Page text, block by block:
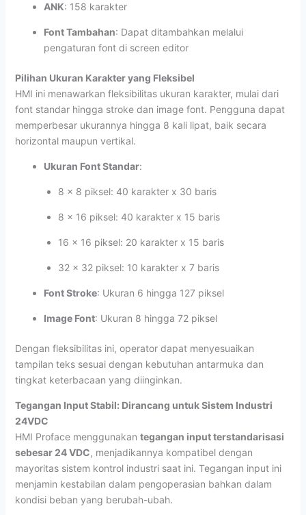
ANK: 158 karakter
Font Tambahan: Dapat ditambahkan melalui
pengaturan font di screen editor
Pilihan Ukuran Karakter yang Fleksibel
HMI ini menawarkan fleksibilitas ukuran karakter, mulai dari
font standar hingga stroke dan image font. Pengguna dapat
memperbesar ukurannya hingga 8 kali lipat, baik secara
horizontal maupun vertikal.
Ukuran Font Standar:
8 x 8 piksel: 40 karakter x 30 baris
8 x 16 piksel: 40 karakter x 15 baris
16 x 16 piksel: 20 karakter x 15 baris
32 x 32 piksel: 10 karakter x 7 baris
Font Stroke: Ukuran 6 hingga 127 piksel
Image Font: Ukuran 8 hingga 72 piksel
Dengan fleksibilitas ini, operator dapat menyesuaikan
tampilan teks sesuai dengan kebutuhan antarmuka dan
tingkat keterbacaan yang diinginkan.
Tegangan Input Stabil: Dirancang untuk Sistem Industri
24VDC
HMI Proface menggunakan tegangan input terstandarisasi
sebesar 24 VDC, menjadikannya kompatibel dengan
mayoritas sistem kontrol industri saat ini. Tegangan input ini
menjamin kestabilan dalam pengoperasian bahkan dalam
kondisi beban yang berubah-ubah.